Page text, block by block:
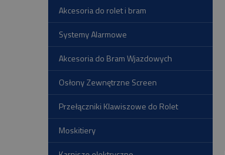
Akcesoria do rolet i bram
Systemy Alarmowe
Akcesoria do Bram Wjazdowych
Osłony Zewnętrzne Screen
Przełączniki Klawiszowe do Rolet
Moskitiery